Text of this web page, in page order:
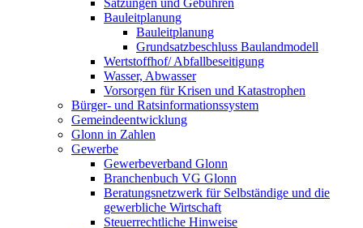
Satzungen und Gebühren
Bauleitplanung
Bauleitplanung
Grundsatzbeschluss Baulandmodell
Wertstoffhof/ Abfallbeseitigung
Wasser, Abwasser
Vorsorgen für Krisen und Katastrophen
Bürger- und Ratsinformationssystem
Gemeindeentwicklung
Glonn in Zahlen
Gewerbe
Gewerbeverband Glonn
Branchenbuch VG Glonn
Beratungsnetzwerk für Selbständige und die
gewerbliche Wirtschaft
Steuerrechtliche Hinweise